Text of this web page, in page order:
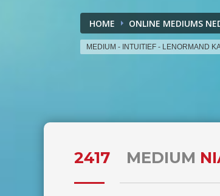
HOME ONLINE MEDIUMS
MEDIUM - INTUITIEF - LENORMAND
2417 MEDIUM